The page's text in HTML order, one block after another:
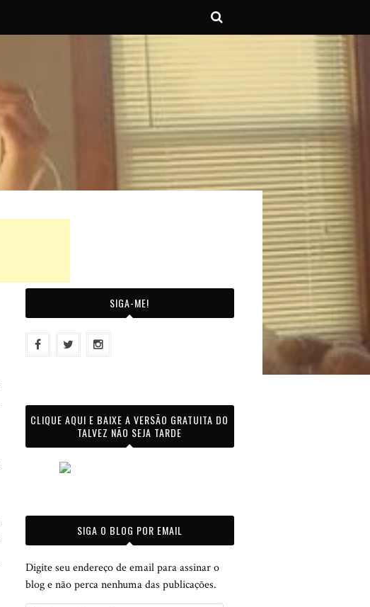
SIGA-ME!
CLIQUE AQUI E BAIXE A VERSÃO GRATUITA DO
TALVEZ NÃO SEJA TARDE
SIGA O BLOG POR EMAIL
Digite seu endereço de email para assinar o
blog e não perca nenhuma das publicações.